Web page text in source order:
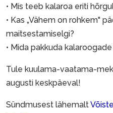
• Mis teeb kalaroa eriti
• Kas „Vähem on rohkem"
maitsestamiselgi?
• Mida pakkuda
Tule kuulama-vaatama-
augusti keskpäeval!
Sündmusest lähemalt